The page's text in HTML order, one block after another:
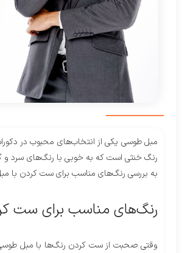
مبل طوسی یکی از انتخاب‌های محبوب در
رنگ خنثی است که به خوبی با رنگ‌های سرد و
به بررسی رنگ‌های مناسب برای ست کردن با
رنگ‌های مناسب برای ست
وقتی صحبت از ست کردن رنگ‌ها با مبل طوسی